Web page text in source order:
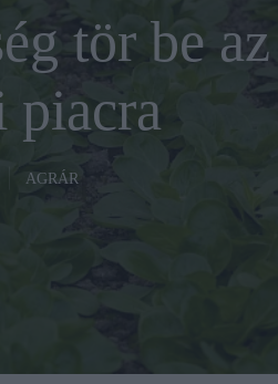
tör be az
piacra
AGRÁR